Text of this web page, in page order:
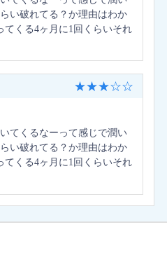
い破れてる？か理由はわか
てくる4ヶ月に1回くらいそれ
★★★☆☆
てくるなーって感じで潤い
い破れてる？か理由はわか
てくる4ヶ月に1回くらいそれ